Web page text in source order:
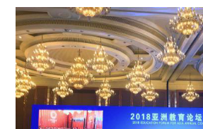
等36所中国职业入选。这些职业院校在
业企业和社会经济发展方面具有突出贡